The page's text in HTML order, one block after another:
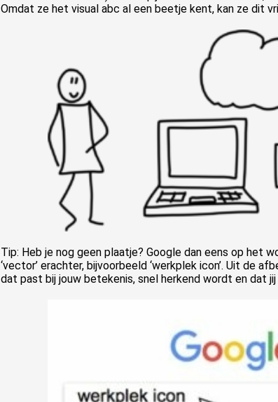
Omdat ze het visual abc al een beetje kent, kan ze dit
Tip: Heb je nog geen plaatje? Google dan eens op het
‘vector’ erachter, bijvoorbeeld ‘werkplek icon’. Uit de
dat past bij jouw betekenis, snel herkend wordt en dat